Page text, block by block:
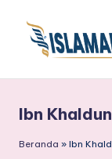
Ibn Khaldun
Beranda » Ibn